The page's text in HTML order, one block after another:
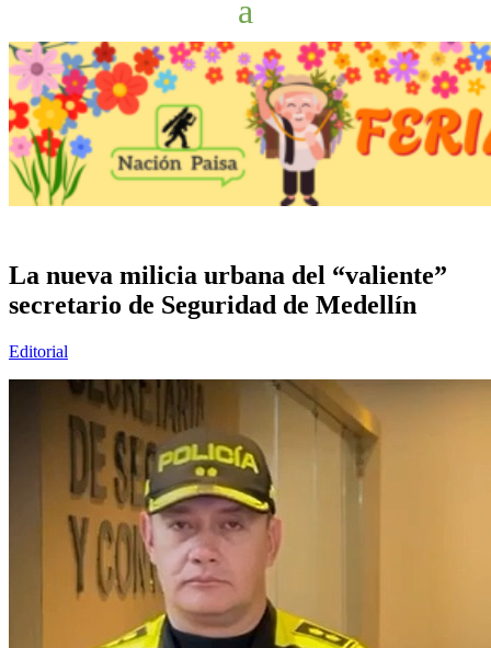
La nueva milicia urbana del “valiente”
secretario de Seguridad de Medellín
Editorial